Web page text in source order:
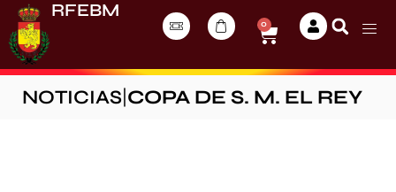
RFEBM
0
NOTICIAS COPA DE S. M. EL REY